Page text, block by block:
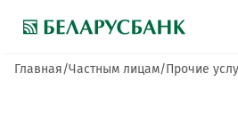
Главная Частным лицам Прочие